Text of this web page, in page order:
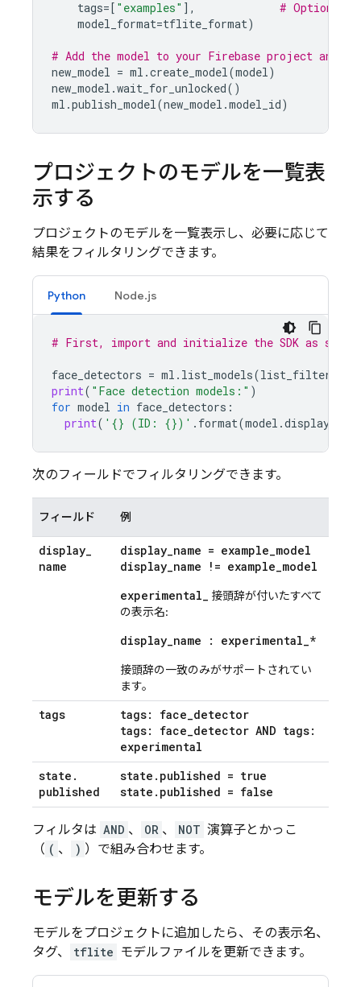
tags=[ "examples" ],
# Optional
model_format=tflite_format)
# Add the model to your Firebase project and
new_model = ml .create_model(model)
new_model .wait_for_unlocked()
ml .publish_model(new_model .model_id)
プロジェクトのモデルを一覧表
示する
プロジェクトのモデルを一覧表示し、必要に応じて
結果をフィルタリングできます。
Python Node.js
# First, import and initialize the SDK as shown
face_detectors = ml . list_models(list_filter
print( "Face detection models:" )
for model in face_detectors :
print( ' {} (ID: {})' . format(model .
次のフィールドでフィルタリングできます。
フィールド 例
display_
name
display_name = example_model
display_name != example_model
experimental_ 接頭辞が付いたすべて
の表示名:
display_name : experimental_*
接頭辞の一致のみがサポートされてい
ます。
tags tags: face_detector
tags: face_detector AND tags:
experimental
state .
published
state . published = true
state . published = false
フィルタは AND 、 OR 、 NOT 演算子とかっこ
（ ( 、 ) ）で組み合わせます。
モデルを更新する
モデルをプロジェクトに追加したら、その表示名、
タグ、
tflite モデルファイルを更新できます。